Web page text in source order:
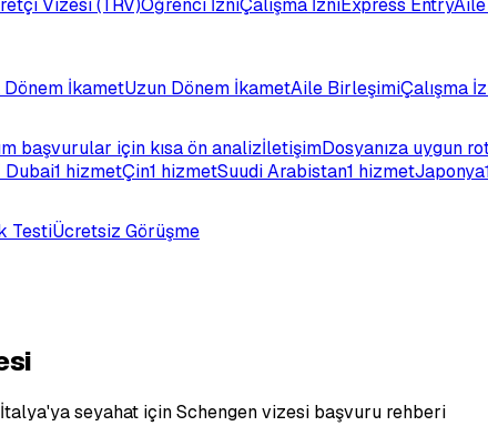
Vizesi (TRV)Öğrenci İzniÇalışma İzniExpress Entry
Dönem İkametUzun Dönem İkametAile BirleşimiÇalışma
başvurular için kısa ön analizİletişimDosyanıza uygun
Dubai1 hizmetÇin1 hizmetSuudi Arabistan1 hizmetJaponya
TestiÜcretsiz Görüşme
seyahat için Schengen vizesi başvuru rehberi